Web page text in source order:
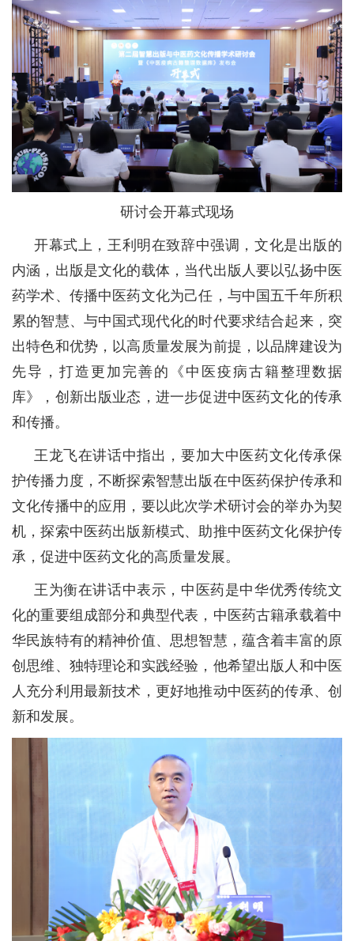
研讨会开幕式现场
开幕式上，王利明在致辞中强调，文化是出版的
内涵，出版是文化的载体，当代出版人要以弘扬中医
药学术、传播中医药文化为己任，与中国五千年所积
累的智慧、与中国式现代化的时代要求结合起来，突
出特色和优势，以高质量发展为前提，以品牌建设为
先导，打造更加完善的《中医疫病古籍整理数据
库》，创新出版业态，进一步促进中医药文化的传承
和传播。
王龙飞在讲话中指出，要加大中医药文化传承保
护传播力度，不断探索智慧出版在中医药保护传承和
文化传播中的应用，要以此次学术研讨会的举办为契
机，探索中医药出版新模式、助推中医药文化保护传
承，促进中医药文化的高质量发展。
王为衡在讲话中表示，中医药是中华优秀传统文
化的重要组成部分和典型代表，中医药古籍承载着中
华民族特有的精神价值、思想智慧，蕴含着丰富的原
创思维、独特理论和实践经验，他希望出版人和中医
人充分利用最新技术，更好地推动中医药的传承、创
新和发展。